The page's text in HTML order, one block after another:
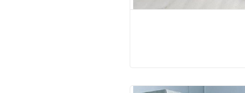
آلة تعبئة الحبيبات